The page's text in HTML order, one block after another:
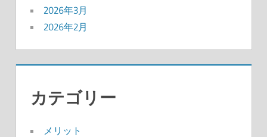
2026年3月
2026年2月
カテゴリー
メリット